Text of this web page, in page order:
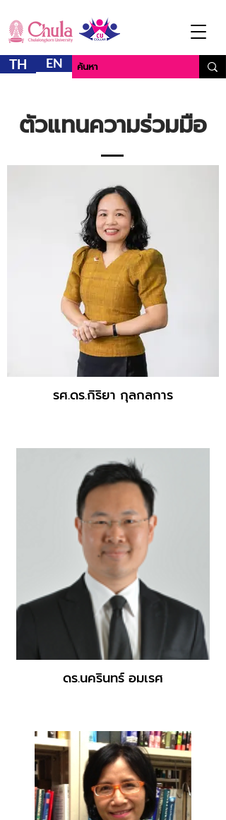
TH EN
ตัวแทนความร่วมมือ
รศ.ดร.กิริยา กุลกลการ
ดร.นครินทร์ อมเรศ